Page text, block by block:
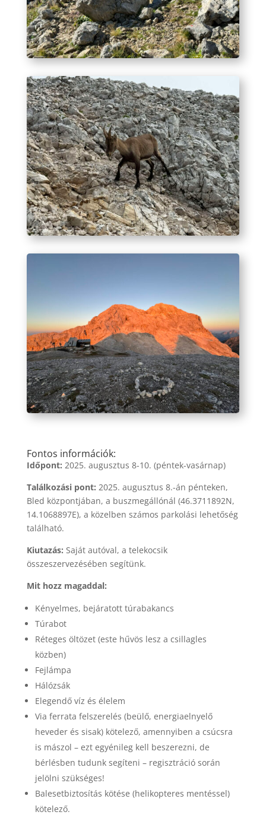
Fontos információk:
Időpont: 2025. augusztus 8-10. (péntek-vasárnap)
Találkozási pont: 2025. augusztus 8.-án pénteken,
Bled központjában, a buszmegállónál (46.3711892N,
14.1068897E), a közelben számos parkolási lehetőség
található.
Kiutazás: Saját autóval, a telekocsik
összeszervezésében segítünk.
Mit hozz magaddal:
Kényelmes, bejáratott túrabakancs
Túrabot
Réteges öltözet (este hűvös lesz a csillagles
közben)
Fejlámpa
Hálózsák
Elegendő víz és élelem
Via ferrata felszerelés (beülő, energiaelnyelő
heveder és sisak) kötelező, amennyiben a csúcsra
is mászol – ezt egyénileg kell beszerezni, de
bérlésben tudunk segíteni – regisztráció során
jelölni szükséges!
Balesetbiztosítás kötése (helikopteres mentéssel)
kötelező.